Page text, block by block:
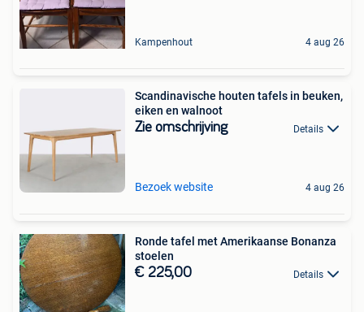
Kampenhout 4 aug 26
Scandinavische houten tafels in beuken,
eiken en walnoot
Zie omschrijving Details
Bezoek website 4 aug 26
Ronde tafel met Amerikaanse Bonanza
stoelen
€ 225,00 Details